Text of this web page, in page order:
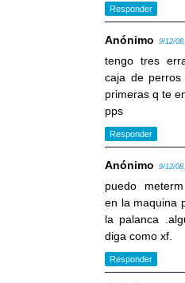
Responder
Anónimo 9/12/
tengo tres
caja de
primeras q te
pps
Responder
Anónimo 9/12/
puedo
en la maquina
la palanca
diga como xf.
Responder